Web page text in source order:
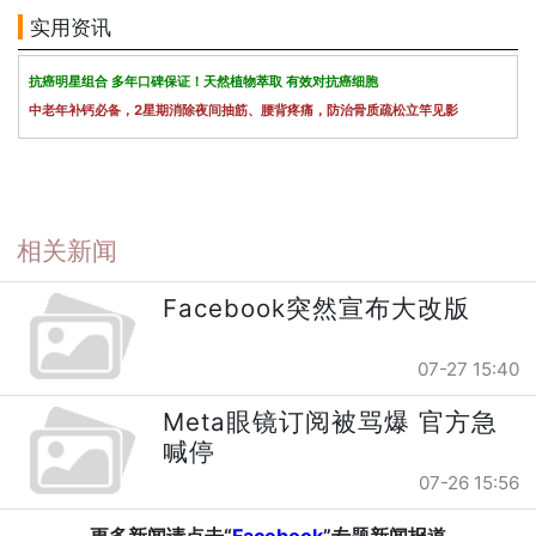
实用资讯
抗癌明星组合 多年口碑保证！天然植物萃取 有效对抗癌细胞
中老年补钙必备，2星期消除夜间抽筋、腰背疼痛，防治骨质疏松立竿见影
相关新闻
Facebook突然宣布大改版
07-27 15:40
Meta眼镜订阅被骂爆 官方急
喊停
07-26 15:56